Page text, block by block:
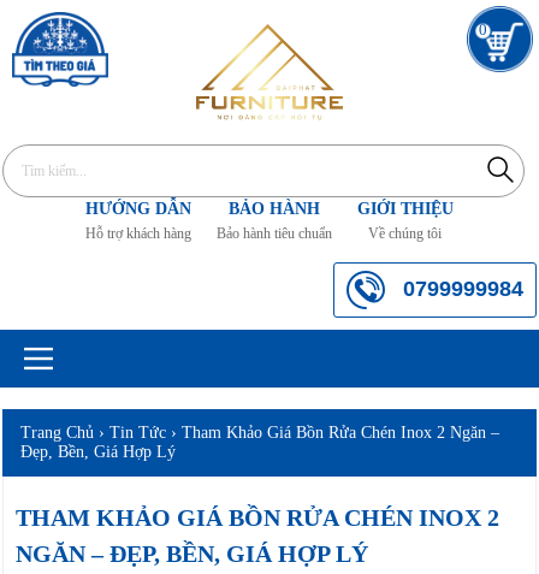
0
HƯỚNG DẪN
Hỗ trợ khách hàng
BẢO HÀNH
Bảo hành tiêu chuẩn
GIỚI THIỆU
Về chúng tôi
0799999984
Trang Chủ ›Tin Tức ›Tham Khảo Giá Bồn Rửa Chén Inox 2 Ngăn –
Đẹp, Bền, Giá Hợp Lý
THAM KHẢO GIÁ BỒN RỬA CHÉN INOX 2
NGĂN – ĐẸP, BỀN, GIÁ HỢP LÝ